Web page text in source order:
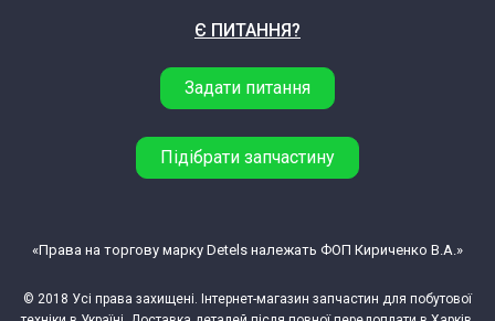
Whirlpool AWA 5065 856150629253
Whirlpool AWA 5067 856150629270
Whirlpool AWA 5067 856150629274
Є ПИТАННЯ?
Задати питання
Підібрати запчастину
© 2018 Усі права захищені. Інтернет-магазин запчастин для побутової
«Права на торгову марку Detels належать ФОП Кириченко В.А.»